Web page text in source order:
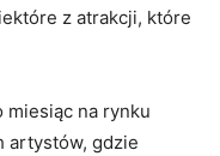
z atrakcji, które
miesiąc na rynku
artystów, gdzie